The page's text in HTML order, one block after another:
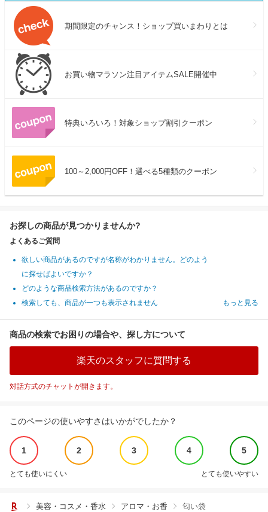
期間限定のチャンス！ショップ買いまわりとは
お買い物マラソン注目アイテムSALE開催中
特典いろいろ！対象ショップ割引クーポン
100～2,000円OFF！選べる5種類のクーポン
お探しの商品が見つかりませんか?
よくあるご質問
欲しい商品があるのですが名称がわかりません。どのよう
に探せばよいですか？
どのような商品検索方法があるのですか？
検索しても、商品が一つも表示されません
もっと見る
商品の検索でお困りの場合や、探し方について
楽天のスタッフに質問する
対話方式のチャットが開きます。
このページの使いやすさはいかがでしたか？
1 2 3 4 5
とても使いにくい とても使いやすい
美容・コスメ・香水 アロマ・お香 匂い袋